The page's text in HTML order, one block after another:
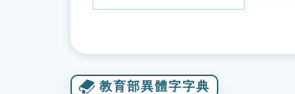
教育部異體字字典